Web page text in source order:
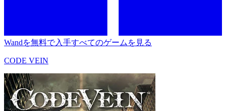
Wandを無料で入手すべてのゲームを見る
CODE VEIN